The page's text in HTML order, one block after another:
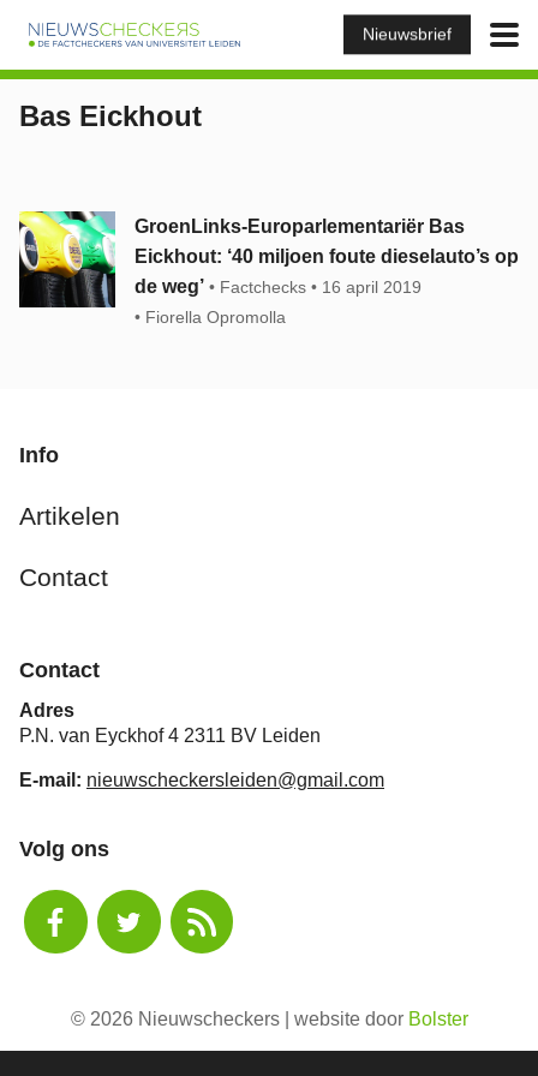
Nieuwsbrief
Bas Eickhout
GroenLinks-Europarlementariër Bas
Eickhout: ‘40 miljoen foute dieselauto’s op
de weg’
Factchecks
16 april 2019
Fiorella Opromolla
Info
Artikelen
Contact
Contact
Adres
P.N. van Eyckhof 4 2311 BV Leiden
E-mail: nieuwscheckersleiden@gmail.com
Volg ons
© 2026 Nieuwscheckers | website door Bolster